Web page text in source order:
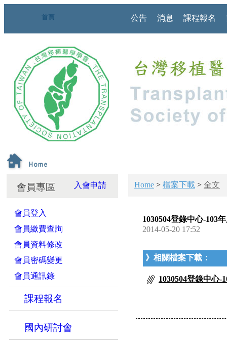
首頁 公告 消息 課程報名
會員專區 入會申請
會員登入
會員繳費查詢
會員資料修改
會員密碼變更
會員通訊錄
課程報名
國內研討會
Home > 檔案下載 > 全文
1030504登錄中心-103
2014-05-20 17:52
》相關檔案下載：
1030504登錄中心